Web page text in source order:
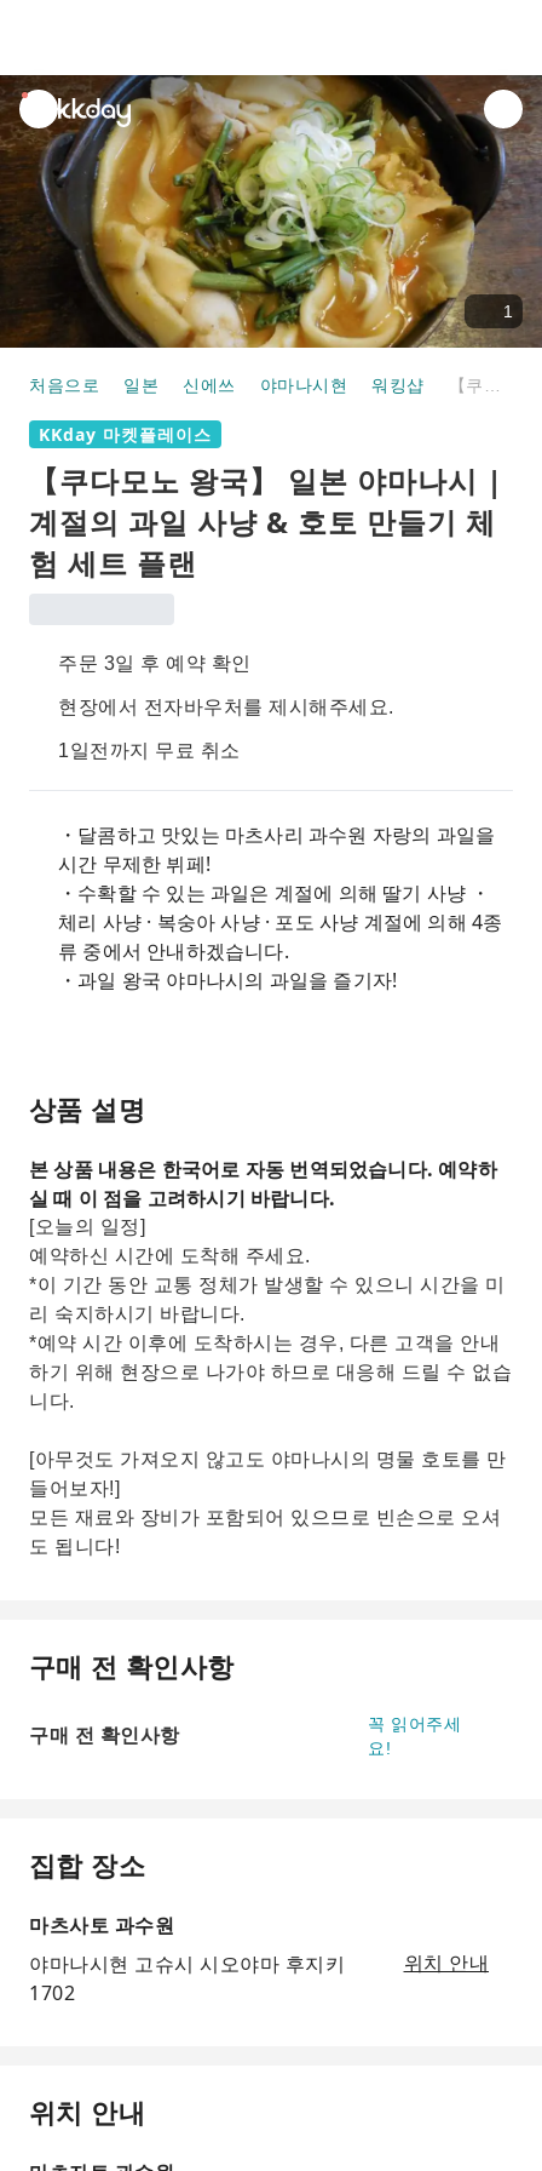
unread
notifications
1
처음으로 일본 신에쓰 야마나시현 워킹샵
KKday 마켓플레이스
【쿠다모노 왕국】 일본 야마나시 |
계절의 과일 사냥 & 호토 만들기 체
험 세트 플랜
주문 3일 후 예약 확인
현장에서 전자바우처를 제시해주세요.
1일전까지 무료 취소
・달콤하고 맛있는 마츠사리 과수원 자랑의 과일을
시간 무제한 뷔페!
・수확할 수 있는 과일은 계절에 의해 딸기 사냥 ・
체리 사냥 · 복숭아 사냥 · 포도 사냥 계절에 의해 4종
류 중에서 안내하겠습니다.
・과일 왕국 야마나시의 과일을 즐기자!
상품 설명
본 상품 내용은 한국어로 자동 번역되었습니다. 예약하
실 때 이 점을 고려하시기 바랍니다.
[오늘의 일정]
예약하신 시간에 도착해 주세요.
*이 기간 동안 교통 정체가 발생할 수 있으니 시간을 미
리 숙지하시기 바랍니다.
*예약 시간 이후에 도착하시는 경우, 다른 고객을 안내
하기 위해 현장으로 나가야 하므로 대응해 드릴 수 없습
니다.
[아무것도 가져오지 않고도 야마나시의 명물 호토를 만
들어보자!]
모든 재료와 장비가 포함되어 있으므로 빈손으로 오셔
도 됩니다!
구매 전 확인사항
구매 전 확인사항
꼭 읽어주세
요!
집합 장소
마츠사토 과수원
야마나시현 고슈시 시오야마 후지키
1702
위치 안내
위치 안내